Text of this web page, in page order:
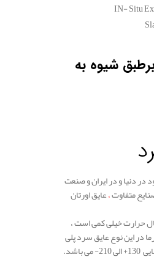
شیوه به
در دنیا و در ایران و صنعت
متفاوت،عایق اورتان
حرارت خیلی کمی است ،
در این نوع عایق سرد پلی